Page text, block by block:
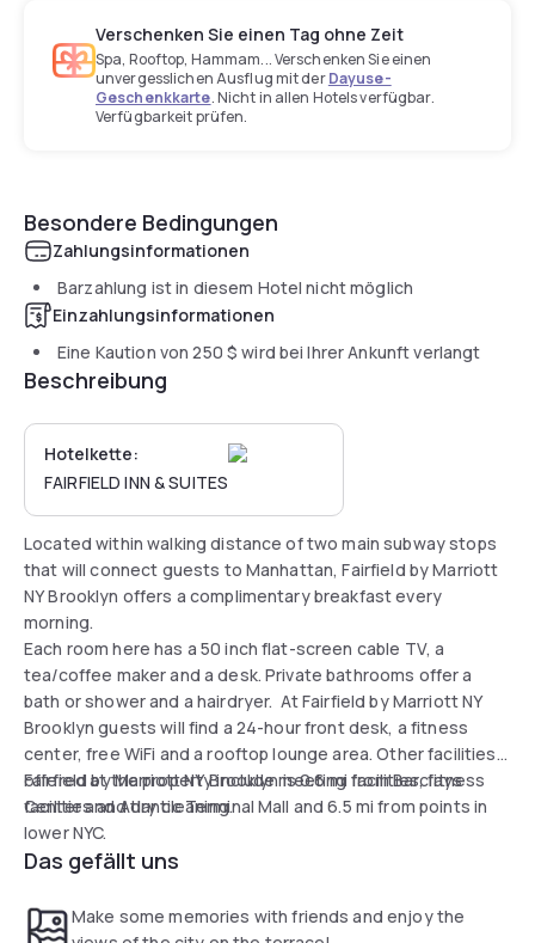
Verschenken Sie einen Tag ohne Zeit
Spa, Rooftop, Hammam... Verschenken Sie einen
unvergesslichen Ausflug mit derDayuse-
Geschenkkarte. Nicht in allen Hotels verfügbar.
Verfügbarkeit prüfen.
Besondere Bedingungen
Zahlungsinformationen
Barzahlung ist in diesem Hotel nicht möglich
Einzahlungsinformationen
Eine Kaution von250 $ wird bei Ihrer Ankunft verlangt
Beschreibung
Hotelkette:
FAIRFIELD INN & SUITES
Located within walking distance of two main subway stops
that will connect guests to Manhattan, Fairfield by Marriott
NY Brooklyn offers a complimentary breakfast every
morning.
Each room here has a 50 inch flat-screen cable TV, a
tea/coffee maker and a desk. Private bathrooms offer a
bath or shower and a hairdryer. At Fairfield by Marriott NY
Brooklyn guests will find a 24-hour front desk, a fitness
center, free WiFi and a rooftop lounge area. Other facilities
offered at the property include meeting facilities, fitness
facilities and dry cleaning.
Fairfield by Marriott NY Brooklyn is 0.6 mi from Barclays
Center and Atlantic Terminal Mall and 6.5 mi from points in
lower NYC.
Das gefällt uns
Make some memories with friends and enjoy the